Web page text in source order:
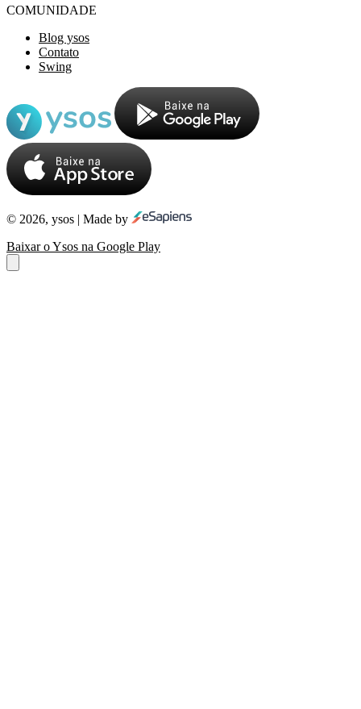
COMUNIDADE
Blog ysos
Contato
Swing
© 2026, ysos | Made by
Baixar o Ysos na Google Play